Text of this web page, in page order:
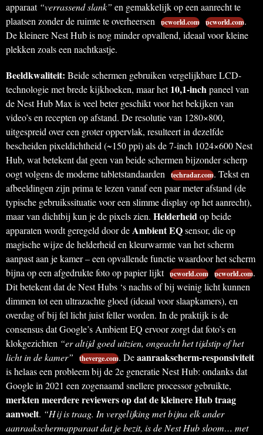
apparaat “verrassend slank” en gemakkelijk op een aanrecht te
plaatsen zonder de ruimte te overheersen pcworld.com pcworld.com.
De kleinere Nest Hub is nog minder opvallend, ideaal voor kleine
plekken zoals een nachtkastje.
Beeldkwaliteit: Beide schermen gebruiken vergelijkbare LCD-
technologie met brede kijkhoeken, maar het10,1-inchpaneel van
de Nest Hub Max is veel beter geschikt voor het bekijken van
video’s en recepten op afstand. De resolutie van 1280×800,
uitgespreid over een groter oppervlak, resulteert in dezelfde
bescheiden pixeldichtheid (~150 ppi) als de 7-inch 1024×600 Nest
Hub, wat betekent dat geen van beide schermen bijzonder scherp
oogt volgens de moderne tabletstandaarden techradar.com. Tekst en
afbeeldingen zijn prima te lezen vanaf een paar meter afstand (de
typische gebruikssituatie voor een slimme display op het aanrecht),
maar van dichtbij kun je de pixels zien. Helderheidop beide
apparaten wordt geregeld door deAmbient EQsensor, die op
magische wijze de helderheid en kleurwarmte van het scherm
aanpast aan je kamer – een opvallende functie waardoor het scherm
bijna op een afgedrukte foto op papier lijkt pcworld.com pcworld.com.
Dit betekent dat de Nest Hubs ‘s nachts of bij weinig licht kunnen
dimmen tot een ultrazachte gloed (ideaal voor slaapkamers), en
overdag of bij fel licht juist feller worden. In de praktijk is de
consensus dat Google’s Ambient EQ ervoor zorgt dat foto’s en
klokgezichten “er altijd goed uitzien, ongeacht het tijdstip of het
licht in de kamer”
theverge.com. Deaanraakscherm-responsiviteit
is helaas een probleem bij de 2e generatie Nest Hub: ondanks dat
Google in 2021 een zogenaamd snellere processor gebruikte,
merkten meerdere reviewers op dat de kleinere Hub traag
aanvoelt. “Hij is traag. In vergelijking met bijna elk ander
aanraakschermapparaat dat je bezit, is de Nest Hub sloom… met